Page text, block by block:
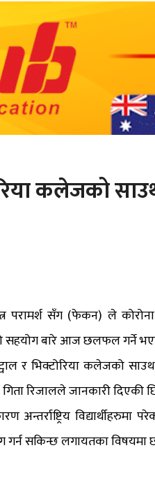
कलेजको
परामर्श सँग (फेकन) ले
गरेको सहयोग बारे आज छलफल गर्ने
र भिक्टोरिया कलेजको
रिजालले जानकारी दिएकी
अन्तर्राष्ट्रिय
गर्न सकिन्छ लगायतका